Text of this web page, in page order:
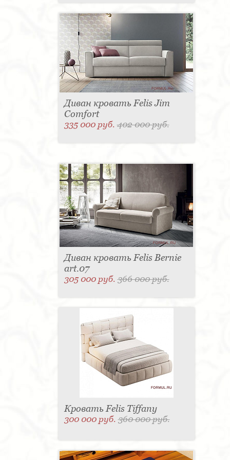
Диван кровать Felis Jim
Comfort
335 000 руб.402 000 руб.
Диван кровать Felis Bernie
art.07
305 000 руб.366 000 руб.
Кровать Felis Tiffany
300 000 руб.360 000 руб.